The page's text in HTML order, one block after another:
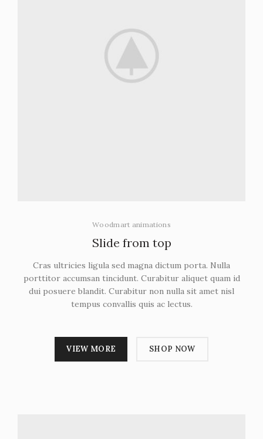
Woodmart animations
Slide from top
Cras ultricies ligula sed magna dictum porta. Nulla
porttitor accumsan tincidunt. Curabitur aliquet quam id
dui posuere blandit. Curabitur non nulla sit amet nisl
tempus convallis quis ac lectus.
VIEW MORE SHOP NOW